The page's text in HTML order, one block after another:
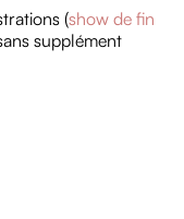
(show de fin
supplément